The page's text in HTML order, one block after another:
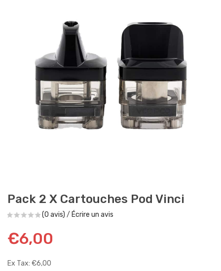
Pack 2 X Cartouches Pod Vinci
(0 avis) / Écrire un avis
€6,00
Ex Tax: €6,00